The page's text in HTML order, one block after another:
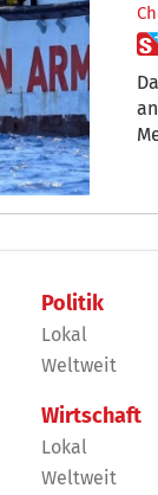
Politik
Lokal
Weltweit
Wirtschaft
Lokal
Weltweit